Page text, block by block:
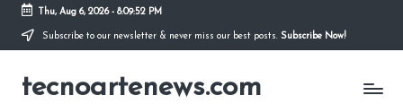
Skip
content
Thu, Aug 6, 2026- 8:09:53 PM
Subscribe to our newsletter & never miss our best posts. Subscribe Now!
tecnoartenews.com